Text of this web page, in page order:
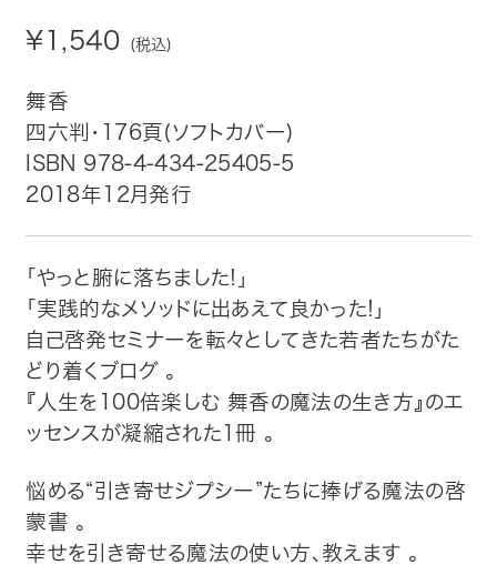
ご案内
トップ
自費出版したい方
購入方法
お問い合わせ
画像・文章の使用について
¥1,540 (税込)
舞香
四六判・176頁(ソフトカバー)
ISBN 978-4-434-25405-5
2018年12月発行
「やっと腑に落ちました!」
「実践的なメソッドに出あえて良かった!」
自己啓発セミナーを転々としてきた若者たちがた
どり着くブログ 。
『人生を100倍楽しむ 舞香の魔法の生き方』のエ
ッセンスが凝縮された1冊 。
悩める“引き寄せジプシー”たちに捧げる魔法の啓
蒙書 。
幸せを引き寄せる魔法の使い方、教えます 。